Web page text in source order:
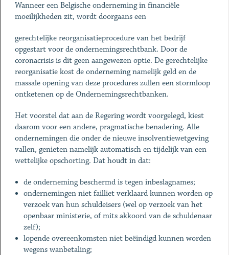
Wanneer een Belgische onderneming in financiële
moeilijkheden zit, wordt doorgaans een
gerechtelijke reorganisatieprocedure van het bedrijf
opgestart voor de ondernemingsrechtbank. Door de
coronacrisis is dit geen aangewezen optie. De gerechtelijke
reorganisatie kost de onderneming namelijk geld en de
massale opening van deze procedures zullen een stormloop
ontketenen op de Ondernemingsrechtbanken.
Het voorstel dat aan de Regering wordt voorgelegd, kiest
daarom voor een andere, pragmatische benadering. Alle
ondernemingen die onder de nieuwe insolventiewetgeving
vallen, genieten namelijk automatisch en tijdelijk van een
wettelijke opschorting. Dat houdt in dat:
de onderneming beschermd is tegen inbeslagnames;
ondernemingen niet failliet verklaard kunnen worden op
verzoek van hun schuldeisers (wel op verzoek van het
openbaar ministerie, of mits akkoord van de schuldenaar
zelf);
lopende overeenkomsten niet beëindigd kunnen worden
wegens wanbetaling;